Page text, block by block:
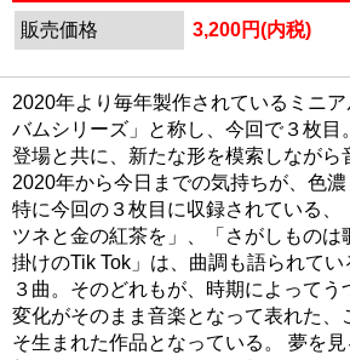
販売価格 3,200円(内税)
2020年より毎年製作されているミニ
バムシリーズ」と称し、今回で３枚目
登場と共に、新たな形を模索しながら
2020年から今日までの気持ちが、色濃
特に今回の３枚目に収録されている、
ツネと金の紅茶を」、「さがしものは
掛けのTik Tok」は、曲調も語られてい
３曲。そのどれもが、時期によって
変化がそのまま音楽となって表れた、
そ生まれた作品となっている。 夢を見